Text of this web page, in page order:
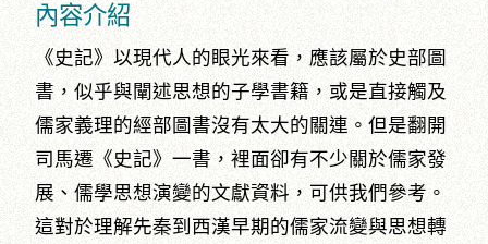
內容介紹
《史記》以現代人的眼光來看，應該屬於史部圖
書，似乎與闡述思想的子學書籍，或是直接觸及
儒家義理的經部圖書沒有太大的關連。但是翻開
司馬遷《史記》一書，裡面卻有不少關於儒家發
展、儒學思想演變的文獻資料，可供我們參考。
這對於理解先秦到西漢早期的儒家流變與思想轉